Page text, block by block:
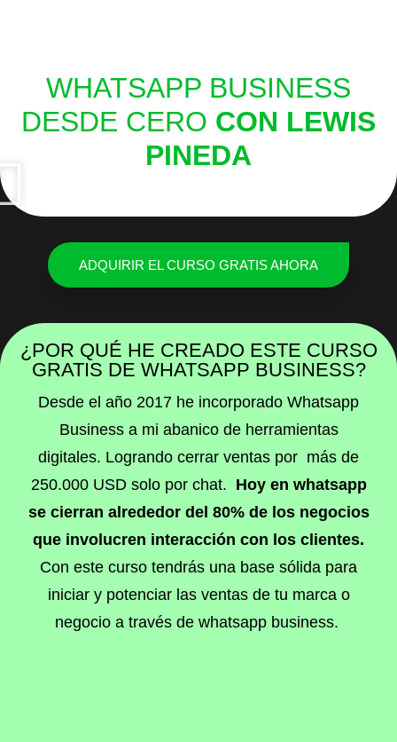
WHATSAPP BUSINESS
DESDE CERO CON LEWIS
PINEDA
ADQUIRIR EL CURSO GRATIS AHORA
¿POR QUÉ HE CREADO ESTE CURSO
GRATIS DE WHATSAPP BUSINESS?
Desde el año 2017 he incorporado Whatsapp
Business a mi abanico de herramientas
digitales. Logrando cerrar ventas por más de
250.000 USD solo por chat. Hoy en whatsapp
se cierran alrededor del 80% de los negocios
que involucren interacción con los clientes.
Con este curso tendrás una base sólida para
iniciar y potenciar las ventas de tu marca o
negocio a través de whatsapp business.